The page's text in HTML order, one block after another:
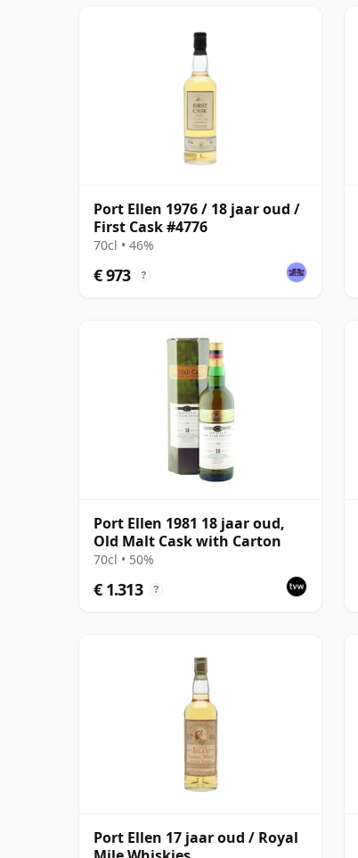
Port Ellen 1976 / 18 jaar oud /
First Cask #4776
70cl • 46%
€ 973 ?
Port Ellen 1981 18 jaar oud,
Old Malt Cask with Carton
70cl • 50%
€ 1.313 ?
Port Ellen 17 jaar oud / Royal